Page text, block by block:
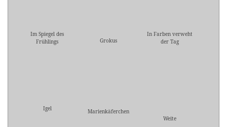
Im Spiegel des
Frühlings
Grokus
In Farben verweht
der Tag
Igel
Marienkäferchen
Weite